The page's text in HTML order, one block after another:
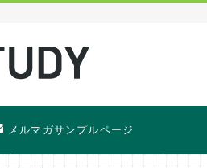
メルマガサンプルページ